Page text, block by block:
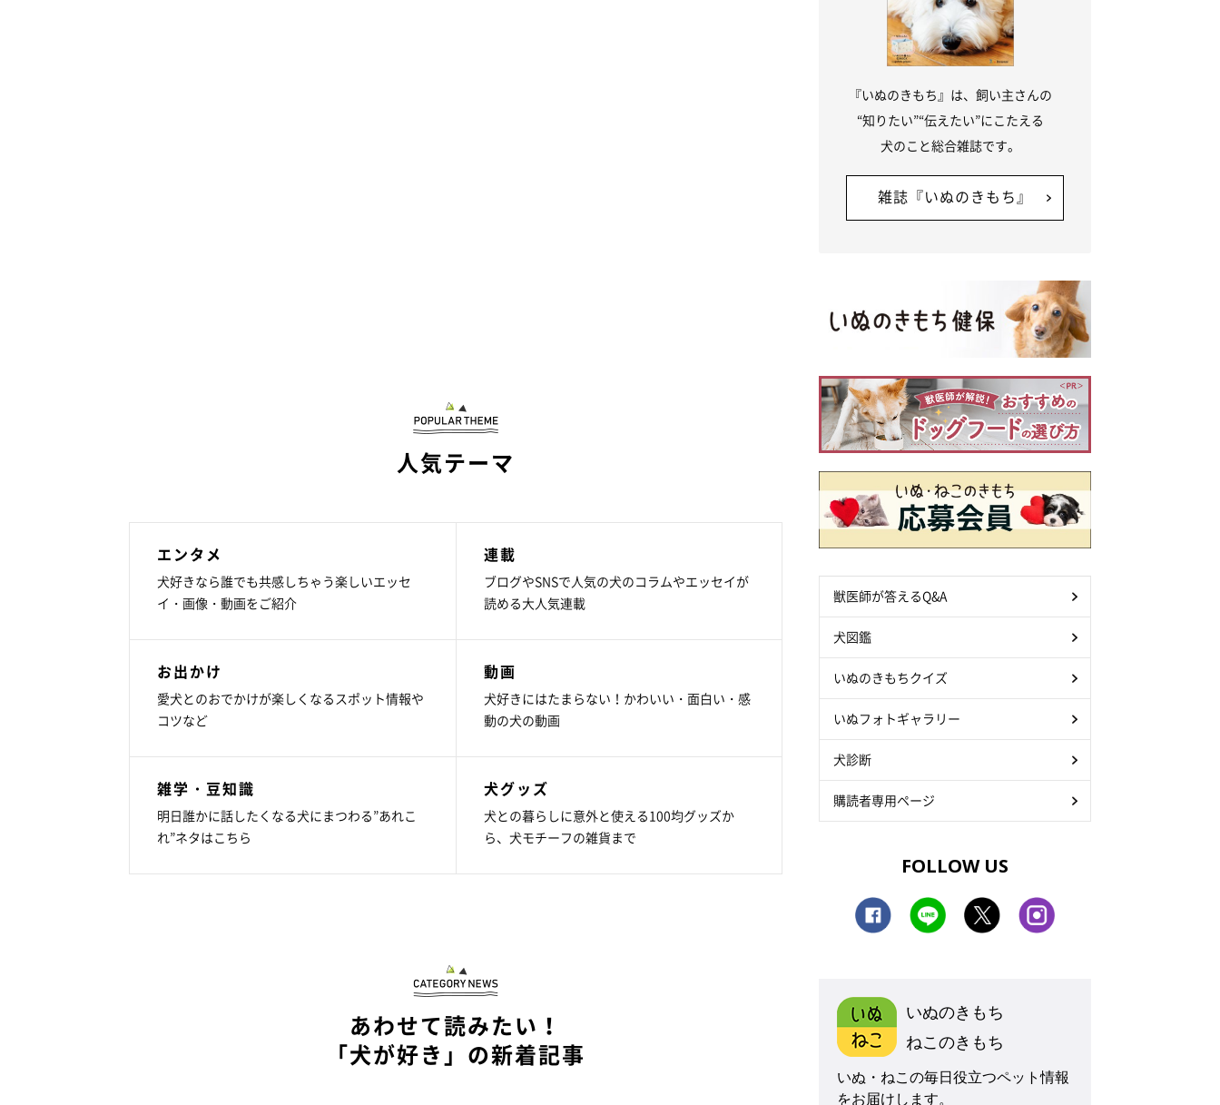
人気テーマ
エンタメ
犬好きなら誰でも共感しちゃう楽しいエッセ
イ・画像・動画をご紹介
連載
ブログやSNSで人気の犬のコラムやエッセイが
読める大人気連載
お出かけ
愛犬とのおでかけが楽しくなるスポット情報や
コツなど
動画
犬好きにはたまらない！かわいい・面白い・感
動の犬の動画
雑学・豆知識
明日誰かに話したくなる犬にまつわる”あれこ
れ”ネタはこちら
犬グッズ
犬との暮らしに意外と使える100均グッズか
ら、犬モチーフの雑貨まで
あわせて読みたい！
「犬が好き」の新着記事
『いぬのきもち』は、飼い主さんの
“知りたい”“伝えたい”にこたえる
犬のこと総合雑誌です。
雑誌『いぬのきもち』
獣医師が答えるQ&A
犬図鑑
いぬのきもちクイズ
いぬフォトギャラリー
犬診断
購読者専用ページ
FOLLOW US
いぬのきもち
ねこのきもち
いぬ・ねこの毎日役立つペット情報
をお届けします。